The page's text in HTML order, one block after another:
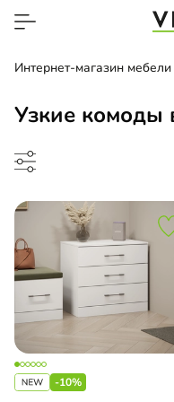
Интернет-магазин мебели
Узкие
комод
-10%